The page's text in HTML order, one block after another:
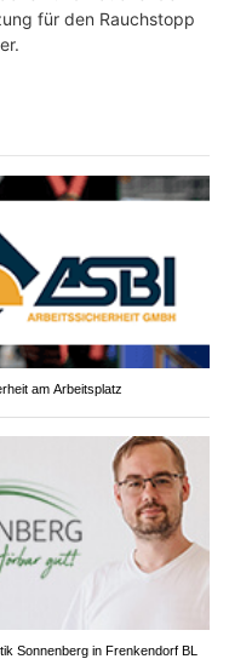
für den Rauchstopp
am Arbeitsplatz
Sonnenberg in Frenkendorf BL